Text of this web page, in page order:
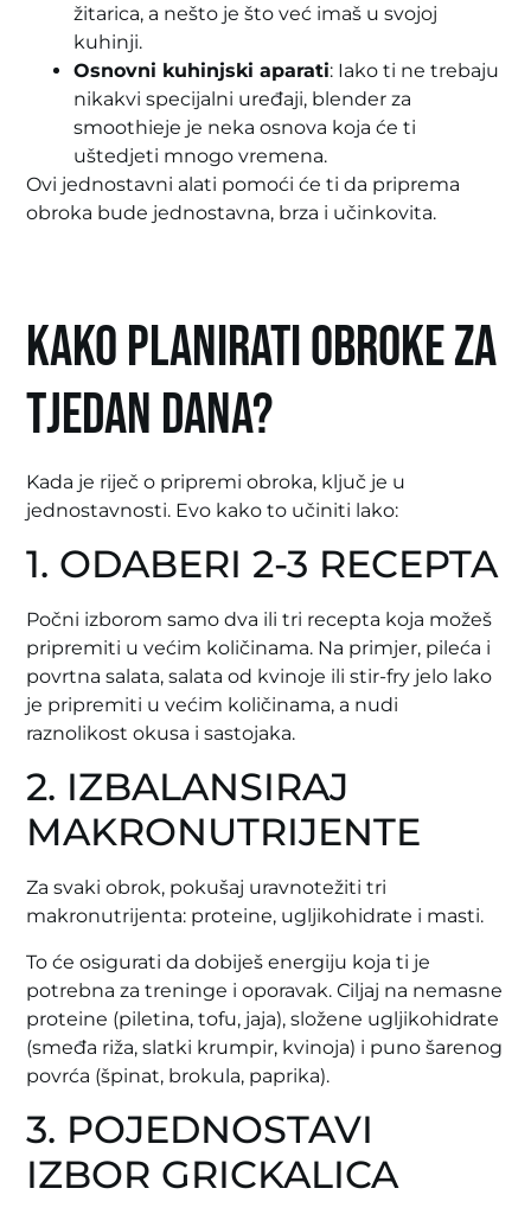
žitarica, a nešto je što već imaš u svojoj
kuhinji.
Osnovni kuhinjski aparati: Iako ti ne trebaju
nikakvi specijalni uređaji, blender za
smoothieje je neka osnova koja će ti
uštedjeti mnogo vremena.
Ovi jednostavni alati pomoći će ti da priprema
obroka bude jednostavna, brza i učinkovita.
Kako planirati obroke za
tjedan dana?
Kada je riječ o pripremi obroka, ključ je u
jednostavnosti. Evo kako to učiniti lako:
1. ODABERI 2-3 RECEPTA
Počni izborom samo dva ili tri recepta koja možeš
pripremiti u većim količinama. Na primjer, pileća i
povrtna salata, salata od kvinoje ili stir-fry jelo lako
je pripremiti u većim količinama, a nudi
raznolikost okusa i sastojaka.
2. IZBALANSIRAJ
MAKRONUTRIJENTE
Za svaki obrok, pokušaj uravnotežiti tri
makronutrijenta: proteine, ugljikohidrate i masti.
To će osigurati da dobiješ energiju koja ti je
potrebna za treninge i oporavak. Ciljaj na nemasne
proteine (piletina, tofu, jaja), složene ugljikohidrate
(smeđa riža, slatki krumpir, kvinoja) i puno šarenog
povrća (špinat, brokula, paprika).
3. POJEDNOSTAVI
IZBOR GRICKALICA